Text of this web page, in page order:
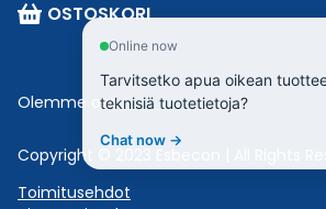
OSTOSKORI
Olemme osaEsbeconia.
Copyright © 2023 Esbecon | All Rights
Toimitusehdot
Online now
Tarvitsetko apua oikean
teknisiä tuotetietoja?
Chat now →